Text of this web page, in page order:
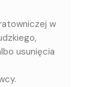
w
usunięcia